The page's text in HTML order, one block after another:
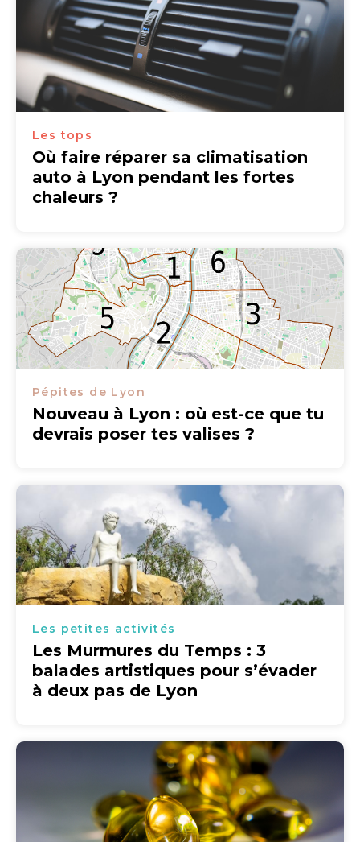
Les tops
Où faire réparer sa climatisation
auto à Lyon pendant les fortes
chaleurs ?
Pépites de Lyon
Nouveau à Lyon : où est-ce que tu
devrais poser tes valises ?
Les petites activités
Les Murmures du Temps : 3
balades artistiques pour s’évader
à deux pas de Lyon